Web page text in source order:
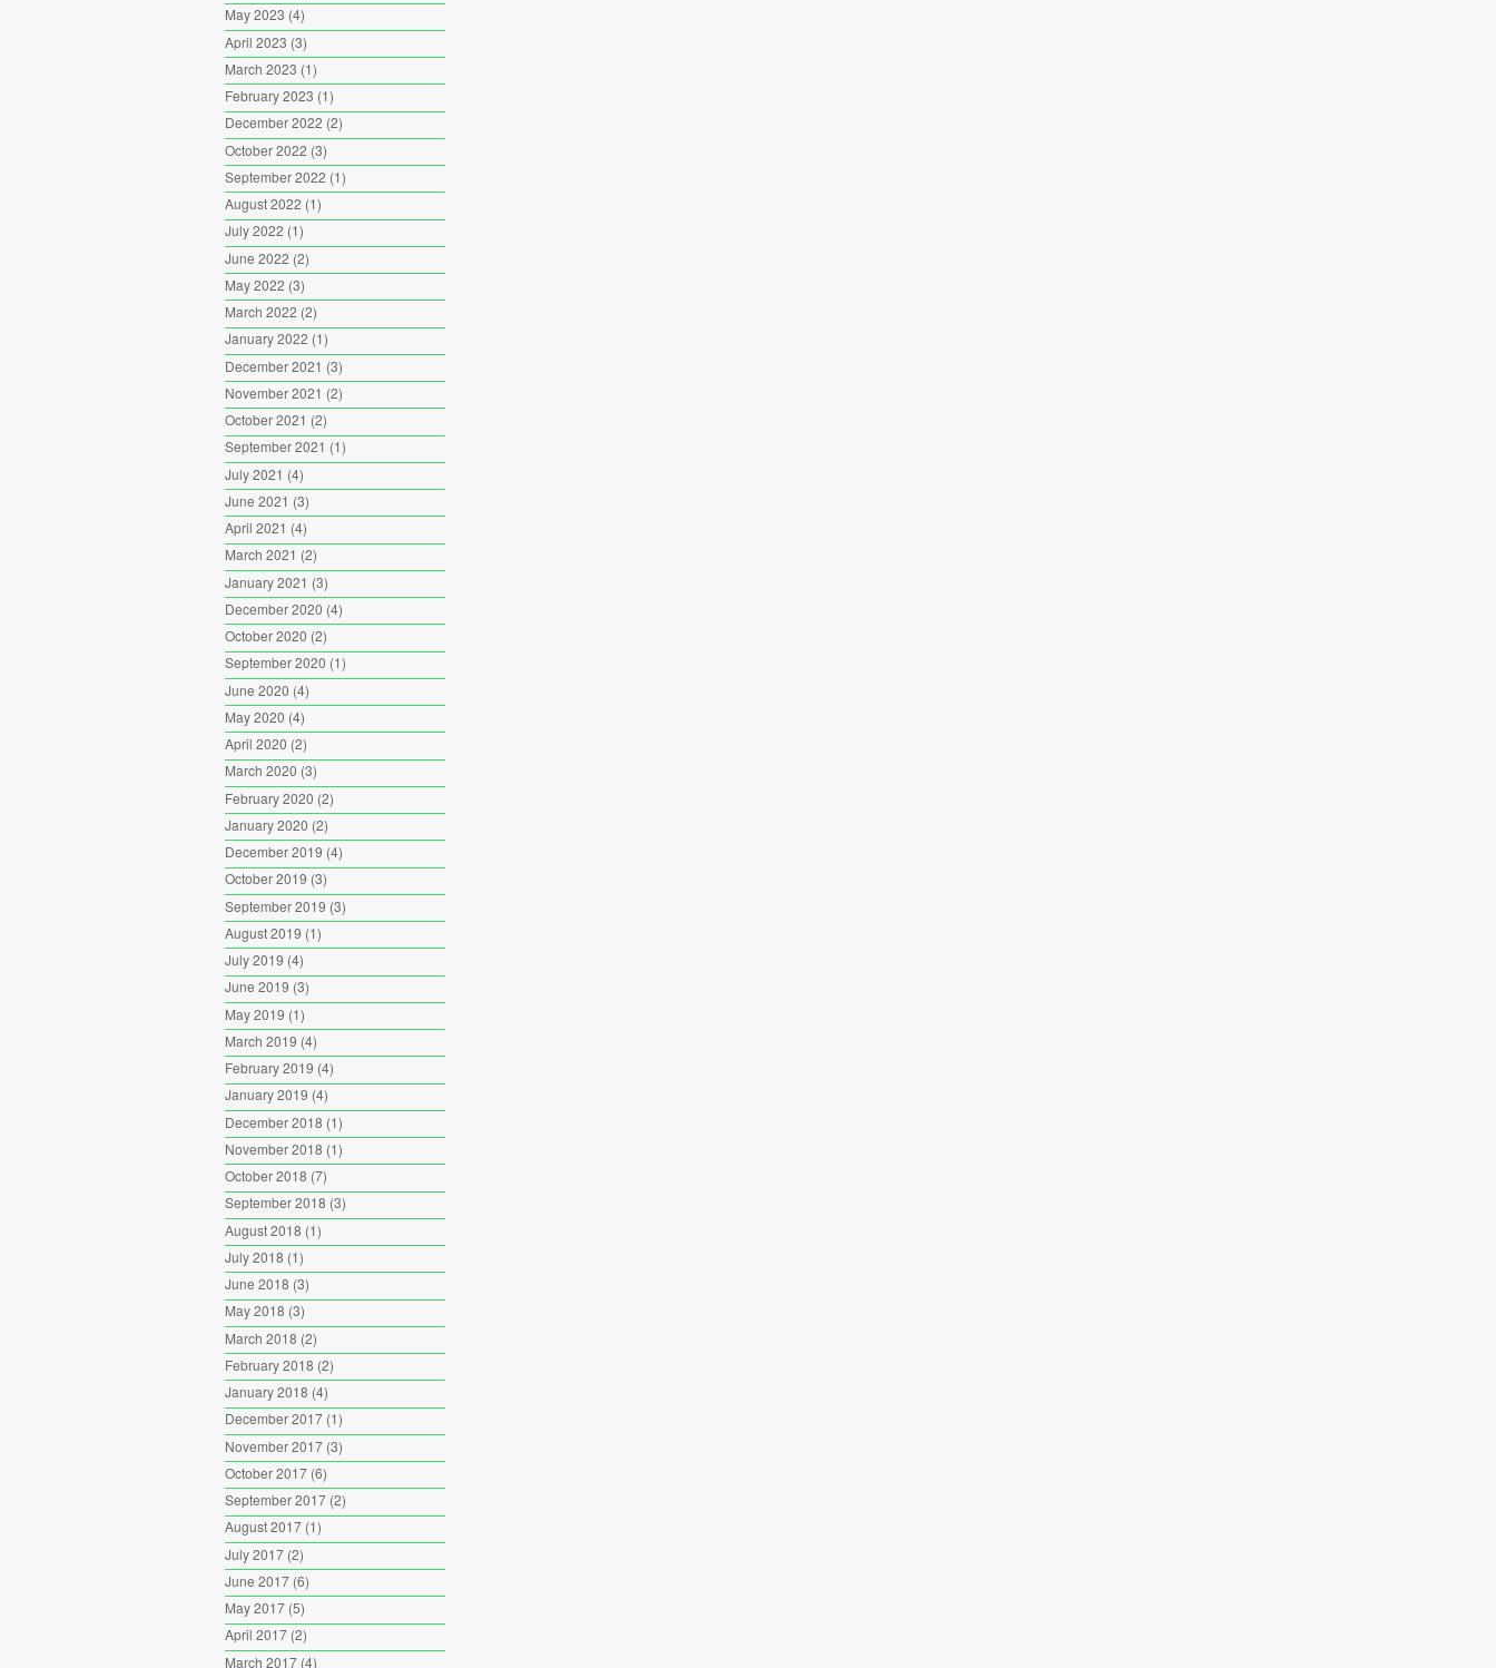
May 2023 (4)
April 2023 (3)
March 2023 (1)
February 2023 (1)
December 2022 (2)
October 2022 (3)
September 2022 (1)
August 2022 (1)
July 2022 (1)
June 2022 (2)
May 2022 (3)
March 2022 (2)
January 2022 (1)
December 2021 (3)
November 2021 (2)
October 2021 (2)
September 2021 (1)
July 2021 (4)
June 2021 (3)
April 2021 (4)
March 2021 (2)
January 2021 (3)
December 2020 (4)
October 2020 (2)
September 2020 (1)
June 2020 (4)
May 2020 (4)
April 2020 (2)
March 2020 (3)
February 2020 (2)
January 2020 (2)
December 2019 (4)
October 2019 (3)
September 2019 (3)
August 2019 (1)
July 2019 (4)
June 2019 (3)
May 2019 (1)
March 2019 (4)
February 2019 (4)
January 2019 (4)
December 2018 (1)
November 2018 (1)
October 2018 (7)
September 2018 (3)
August 2018 (1)
July 2018 (1)
June 2018 (3)
May 2018 (3)
March 2018 (2)
February 2018 (2)
January 2018 (4)
December 2017(1)
November 2017(3)
October 2017(6)
September 2017(2)
August 2017(1)
July 2017(2)
June 2017(6)
May 2017(5)
April 2017(2)
March 2017(4)